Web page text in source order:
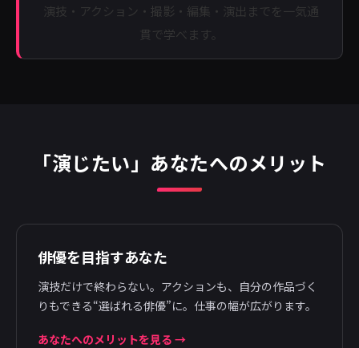
演技・アクション・撮影・編集・演出までを一気通
貫で学べます。
「演じたい」あなたへのメリット
俳優を目指すあなた
演技だけで終わらない。アクションも、自分の作品づく
りもできる“選ばれる俳優”に。仕事の幅が広がります。
あなたへのメリットを見る →